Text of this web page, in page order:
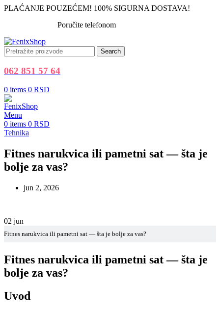
PLAĆANJE POUZEĆEM! 100% SIGURNA DOSTAVA!
Poručite telefonom
Search
062 851 57 64
0 items 0 RSD
Menu
0 items 0 RSD
Tehnika
Fitnes narukvica ili pametni sat — šta je
bolje za vas?
jun 2, 2026
02 jun
Fitnes narukvica ili pametni sat — šta je bolje za vas?
Fitnes narukvica ili pametni sat — šta je
bolje za vas?
Uvod